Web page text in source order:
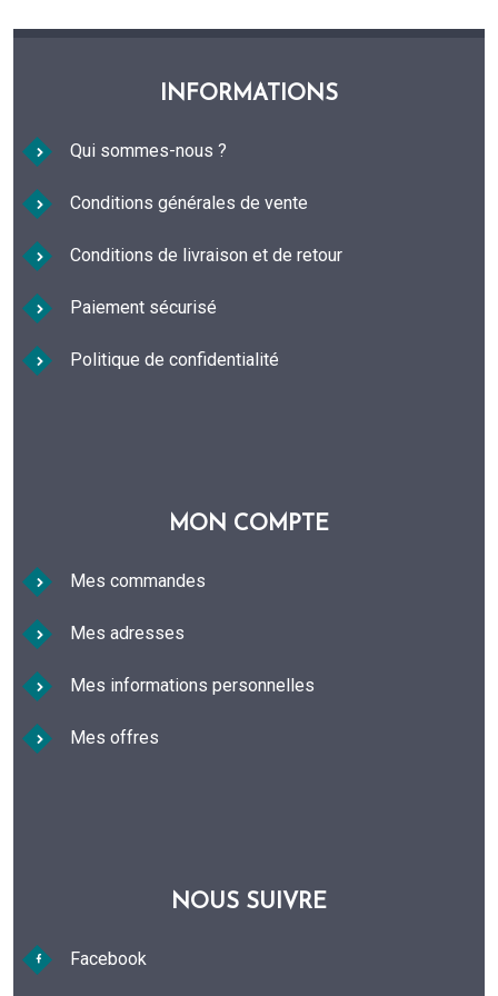
INFORMATIONS
Qui sommes-nous ?
Conditions générales de vente
Conditions de livraison et de retour
Paiement sécurisé
Politique de confidentialité
MON COMPTE
Mes commandes
Mes adresses
Mes informations personnelles
Mes offres
NOUS SUIVRE
Facebook